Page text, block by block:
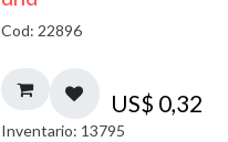
Cod: 22896
US$ 0,32
Inventario: 13795